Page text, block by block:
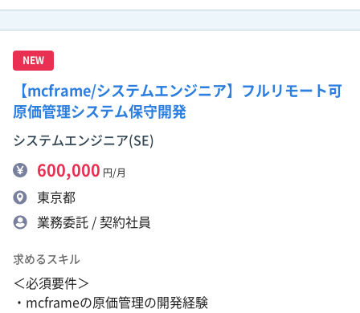
NEW
【mcframe/システムエンジニア】フルリモート可
原価管理システム保守開発
システムエンジニア(SE)
600,000 円/月
東京都
業務委託 / 契約社員
求めるスキル
＜必須要件＞
・mcframeの原価管理の開発経験